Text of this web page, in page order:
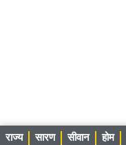
राज्य सारण सीवान होम